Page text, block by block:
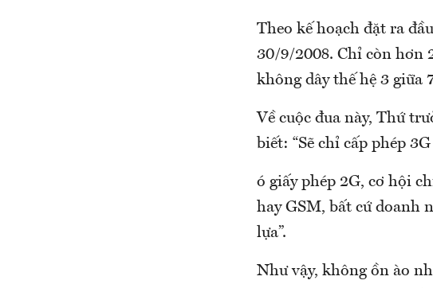
Theo kế hoạch đặt ra
30/9/2008. Chỉ còn hơn
không dây thế hệ 3 giữa
Về cuộc đua này, Thứ
biết: “Sẽ chỉ cấp phép
ó giấy phép 2G, cơ hội
hay GSM, bất cứ doanh
lựa”.
Như vậy, không ồn ào